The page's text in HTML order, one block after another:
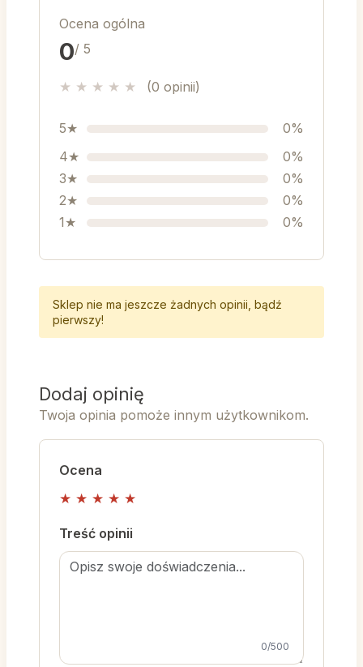
Ocena ogólna
0/ 5
★ ★ ★ ★ ★ (0 opinii)
5★
0%
4★
0%
3★
0%
2★
0%
1★
0%
Sklep nie ma jeszcze żadnych opinii, bądź
pierwszy!
Dodaj opinię
Twoja opinia pomoże innym użytkownikom.
Ocena
★ ★ ★ ★ ★
Treść opinii
0/500